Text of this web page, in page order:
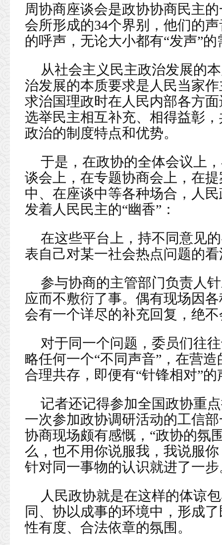
周协商座谈会是政协协商民主
会所形成的34个界别，他们的
的呼声，无论大小都有“发声”
从社会主义民主政治发展的
治发展的本质要求是人民当家
求治国理政时在人民内部各方
选举民主相互补充、相得益彰
政治的制度特点和优势。
于是，在政协的全体会议上
谈会上，在专题协商会上，在
中、在座谈中等各种场合，人
发着人民民主的“幽香”：
在这些平台上，持不同意见
表自己对某一社会热点问题的
参与协商的主管部门负责人
应而不敷衍了事。偶有现场因
会有一个详尽的补充回复，绝
对于同一个问题，委员们往
略任何一个“不同声音”，在营
合理共存，即便有“针锋相对”
记者还记得参加全国政协重
一次参加政协调研活动的工信
协商现场颇有感慨，“政协的氛
么，也不用你说服我，我说服
针对同一事物的认识就进了一步
人民政协就是在这样的体谅
同、协以成事的环境中，形成
性有度、合法依章的氛围。